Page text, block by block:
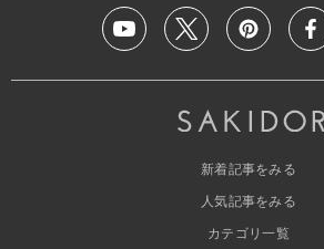
新着記事をみる
人気記事をみる
カテゴリ一覧